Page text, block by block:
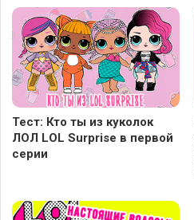
Тест: Кто ты из куколок
ЛОЛ LOL Surprise в первой
серии